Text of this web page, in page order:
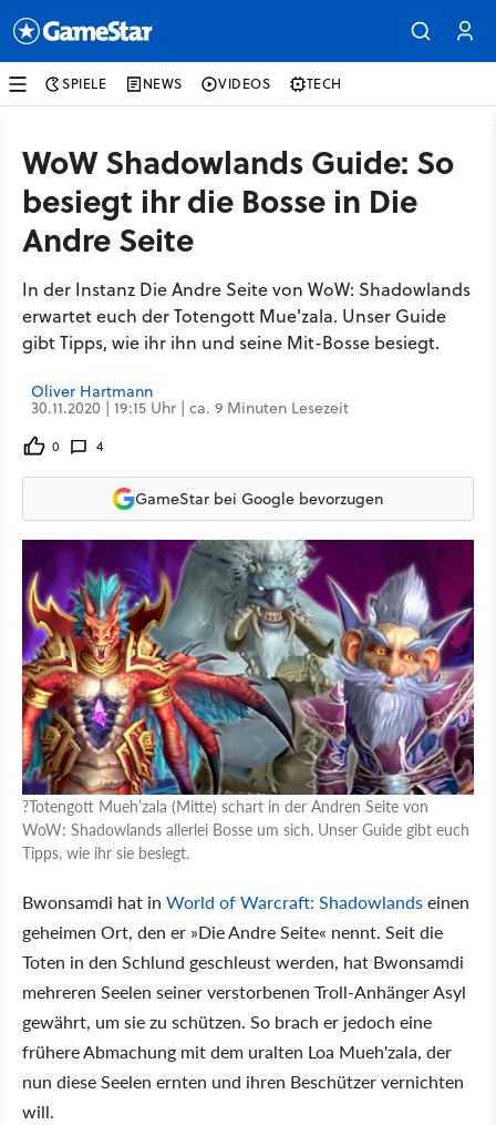
SPIELE NEWS VIDEOS TECH
WoW Shadowlands Guide: So
besiegt ihr die Bosse in Die
Andre Seite
In der Instanz Die Andre Seite von WoW: Shadowlands
erwartet euch der Totengott Mue'zala. Unser Guide
gibt Tipps, wie ihr ihn und seine Mit-Bosse besiegt.
Oliver Hartmann
30.11.2020 | 19:15 Uhr | ca. 9 Minuten Lesezeit
0 4
GameStar bei Google bevorzugen
?Totengott Mueh’zala (Mitte) schart in der Andren Seite von
WoW: Shadowlands allerlei Bosse um sich. Unser Guide gibt euch
Tipps, wie ihr sie besiegt.
Bwonsamdi hat in World of Warcraft: Shadowlandseinen
geheimen Ort, den er »Die Andre Seite« nennt. Seit die
Toten in den Schlund geschleust werden, hat Bwonsamdi
mehreren Seelen seiner verstorbenen Troll-Anhänger Asyl
gewährt, um sie zu schützen. So brach er jedoch eine
frühere Abmachung mit dem uralten Loa Mueh'zala, der
nun diese Seelen ernten und ihren Beschützer vernichten
will.